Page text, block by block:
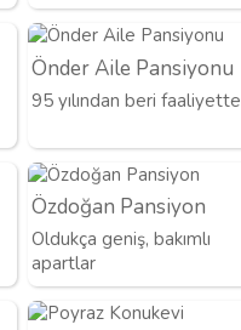
Önder Aile Pansiyonu
95 yılından beri faaliyette
Özdoğan Pansiyon
Oldukça geniş, bakımlı
apartlar